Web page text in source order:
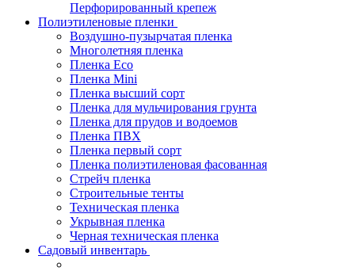
Перфорированный крепеж
Полиэтиленовые пленки
Воздушно-пузырчатая пленка
Многолетняя пленка
Пленка Eco
Пленка Mini
Пленка высший сорт
Пленка для мульчирования грунта
Пленка для прудов и водоемов
Пленка ПВХ
Пленка первый сорт
Пленка полиэтиленовая фасованная
Стрейч пленка
Строительные тенты
Техническая пленка
Укрывная пленка
Черная техническая пленка
Садовый инвентарь